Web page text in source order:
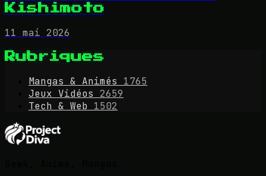
Kishimoto
11 mai 2026
Rubriques
Mangas & Animés
1765
Jeux Vidéos
2659
Tech & Web 1502